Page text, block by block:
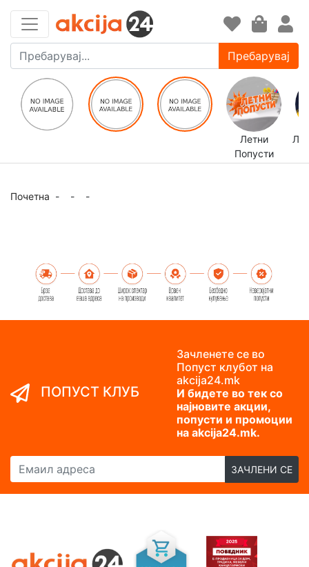
Пребарувај
Летни
Попусти
Почетна - - -
ПОПУСТ КЛУБ
Зачленете се во
Попуст клубот на
akcija24.mk
И бидете во тек со
најновите акции,
попусти и промоции
на akcija24.mk.
Емаил адреса
ЗАЧЛЕНИ СЕ